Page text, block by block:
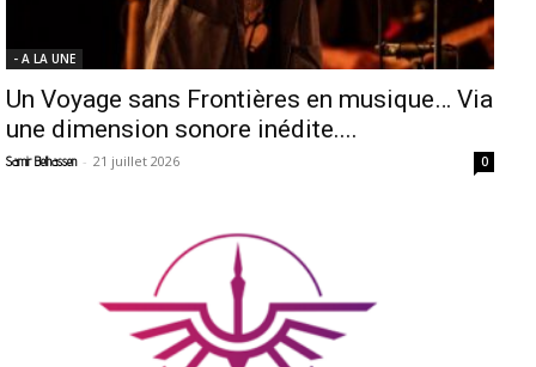
- A LA UNE
Un Voyage sans Frontières en musique… Via
une dimension sonore inédite....
Samir Belhassen - 21 juillet 2026 0